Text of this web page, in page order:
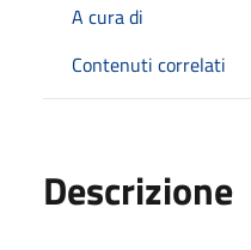
A cura di
Contenuti correlati
Descrizione